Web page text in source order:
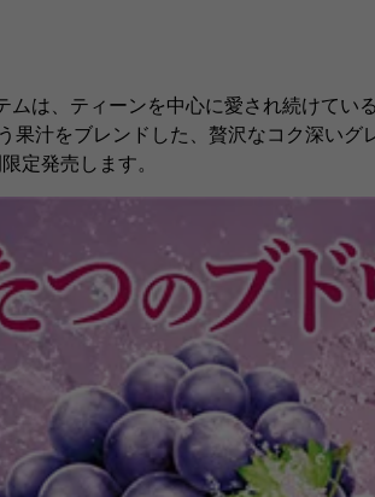
は、ティーンを中心に愛され続けてい
果汁をブレンドした、贅沢なコク深い
定発売します。